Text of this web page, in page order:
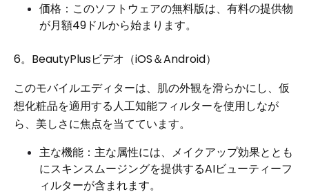
価格：このソフトウェアの無料版は、有料の提供物
が月額​​49ドルから始まります。
6。BeautyPlusビデオ（iOS＆Android）
このモバイルエディターは、肌の外観を滑らかにし、仮
想化粧品を適用する人工知能フィルターを使用しなが
ら、美しさに焦点を当てています。
主な機能：主な属性には、メイクアップ効果ととも
にスキンスムージングを提供するAIビューティーフ
ィルターが含まれます。